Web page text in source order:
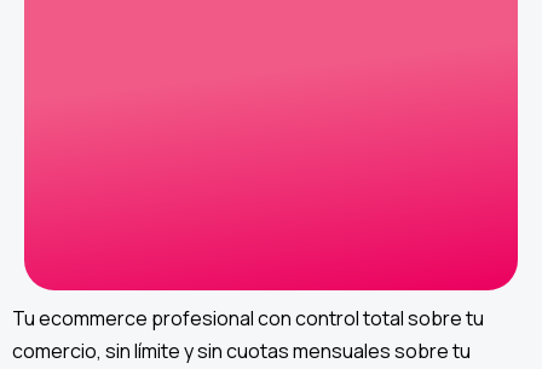
Tu ecommerce profesional con control total sobre tu
comercio, sin límite y sin cuotas mensuales sobre tu